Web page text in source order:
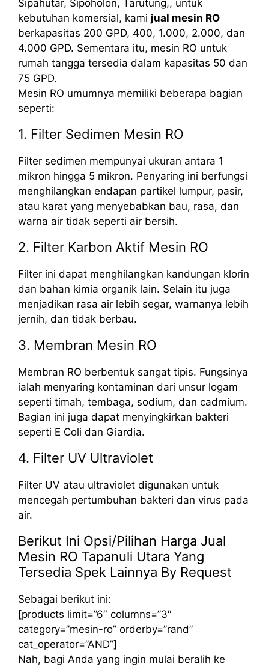
Sipahutar, Sipoholon, Tarutung,, untuk
kebutuhan komersial, kami jual mesin RO
berkapasitas 200 GPD, 400, 1.000, 2.000, dan
4.000 GPD. Sementara itu, mesin RO untuk
rumah tangga tersedia dalam kapasitas 50 dan
75 GPD.
Mesin RO umumnya memiliki beberapa bagian
seperti:
1. Filter Sedimen Mesin RO
Filter sedimen mempunyai ukuran antara 1
mikron hingga 5 mikron. Penyaring ini berfungsi
menghilangkan endapan partikel lumpur, pasir,
atau karat yang menyebabkan bau, rasa, dan
warna air tidak seperti air bersih.
2. Filter Karbon Aktif Mesin RO
Filter ini dapat menghilangkan kandungan klorin
dan bahan kimia organik lain. Selain itu juga
menjadikan rasa air lebih segar, warnanya lebih
jernih, dan tidak berbau.
3. Membran Mesin RO
Membran RO berbentuk sangat tipis. Fungsinya
ialah menyaring kontaminan dari unsur logam
seperti timah, tembaga, sodium, dan cadmium.
Bagian ini juga dapat menyingkirkan bakteri
seperti E Coli dan Giardia.
4. Filter UV Ultraviolet
Filter UV atau ultraviolet digunakan untuk
mencegah pertumbuhan bakteri dan virus pada
air.
Berikut Ini Opsi/Pilihan Harga Jual
Mesin RO Tapanuli Utara Yang
Tersedia Spek Lainnya By Request
Sebagai berikut ini:
[products limit=”6″ columns=”3″
category=”mesin-ro” orderby=”rand”
cat_operator=”AND”]
Nah, bagi Anda yang ingin mulai beralih ke